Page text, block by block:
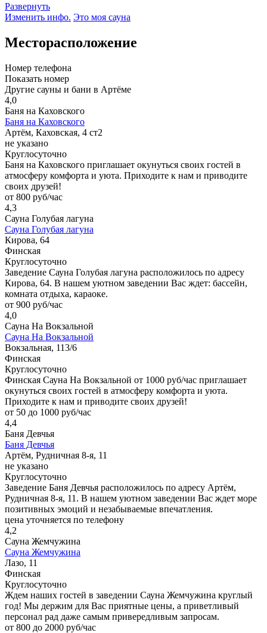
Развернуть
Изменить инфо. Это моя сауна
Месторасположение
Номер телефона
Показать номер
Другие сауны и бани в Артёме
4,0
Баня на Каховского
Баня на Каховского
Артём, Каховская, 4 ст2
не указано
Круглосуточно
Баня на Каховского приглашает окунуться своих гостей в
атмосферу комфорта и уюта. Приходите к нам и приводите
своих друзей!
от 800 руб/час
4,3
Сауна Голубая лагуна
Сауна Голубая лагуна
Кирова, 64
Финская
Круглосуточно
Заведение Сауна Голубая лагуна расположилось по адресу
Кирова, 64. В нашем уютном заведении Вас ждет: бассейн,
комната отдыха, караоке.
от 900 руб/час
4,0
Сауна На Вокзальной
Сауна На Вокзальной
Вокзальная, 113/6
Финская
Круглосуточно
Финская Сауна На Вокзальной от 1000 руб/час приглашает
окунуться своих гостей в атмосферу комфорта и уюта.
Приходите к нам и приводите своих друзей!
от 50 до 1000 руб/час
4,4
Баня Девчья
Баня Девчья
Артём, Рудничная 8-я, 11
не указано
Круглосуточно
Заведение Баня Девчья расположилось по адресу Артём,
Рудничная 8-я, 11. В нашем уютном заведении Вас ждет море
позитивных эмоций и незабываемые впечатления.
цена уточняется по телефону
4,2
Сауна Жемчужина
Сауна Жемчужина
Лазо, 11
Финская
Круглосуточно
Ждем наших гостей в заведении Сауна Жемчужина круглый
год! Мы держим для Вас приятные цены, а приветливый
персонал рад даже самым привередливым запросам.
от 800 до 2000 руб/час